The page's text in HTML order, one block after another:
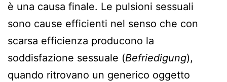
è una causa finale. Le pulsioni sessuali
sono cause efficienti nel senso che con
scarsa efficienza producono la
soddisfazione sessuale (Befriedigung),
quando ritrovano un generico oggetto